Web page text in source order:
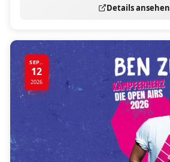
Details ansehen
SEP..
12
2026